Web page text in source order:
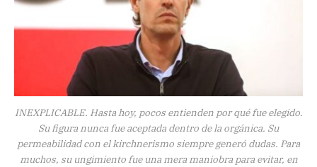
INEXPLICABLE. Hasta hoy, pocos entienden por qué fue elegido.
Su figura nunca fue aceptada dentro de la orgánica. Su
permeabilidad con el kirchnerismo siempre generó dudas. Para
muchos, su ungimiento fue una mera maniobra para evitar, en